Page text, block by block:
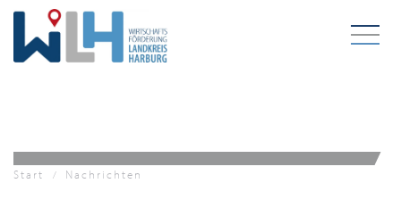
Zum Hauptinhalt springen
Start Nachrichten